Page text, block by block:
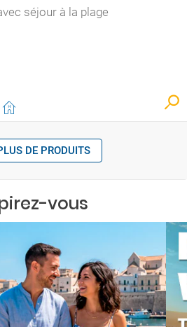
séjour à la plage
DE PRODUITS
vous